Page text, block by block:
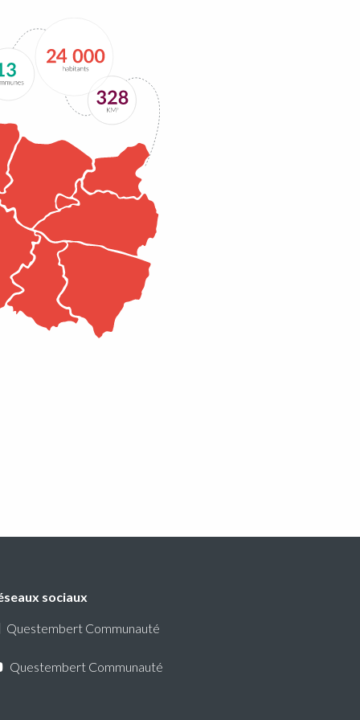
Lire la suite
sociaux
Questembert Communauté
Questembert Communauté